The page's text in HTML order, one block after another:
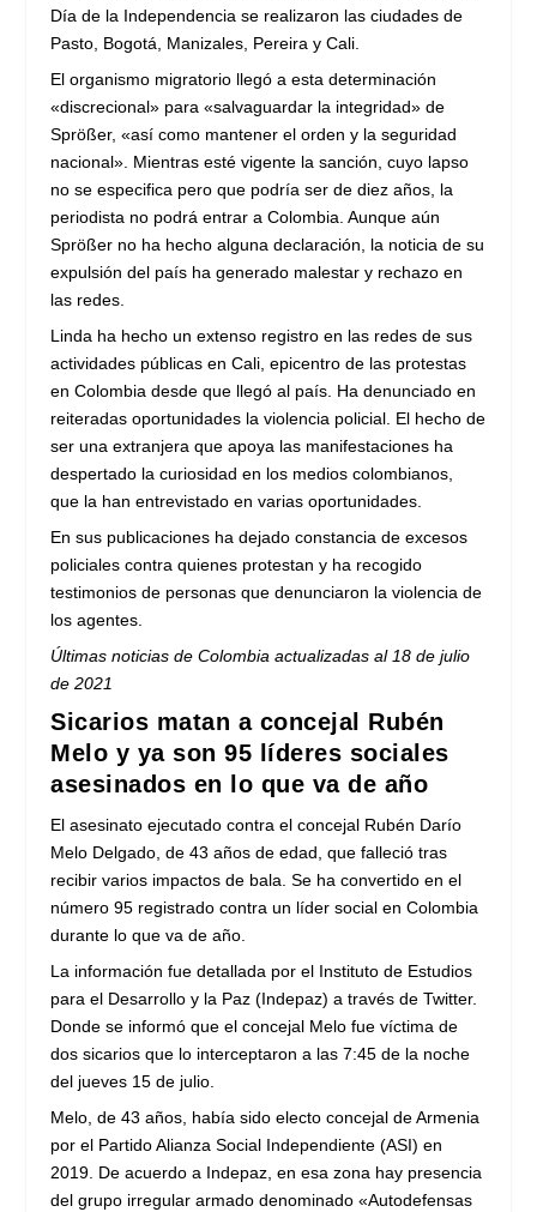
Día de la Independencia se realizaron las ciudades de
Pasto, Bogotá, Manizales, Pereira y Cali.
El organismo migratorio llegó a esta determinación
«discrecional» para «salvaguardar la integridad» de
Sprößer, «así como mantener el orden y la seguridad
nacional». Mientras esté vigente la sanción, cuyo lapso
no se especifica pero que podría ser de diez años, la
periodista no podrá entrar a Colombia. Aunque aún
Sprößer no ha hecho alguna declaración, la noticia de su
expulsión del país ha generado malestar y rechazo en
las redes.
Linda ha hecho un extenso registro en las redes de sus
actividades públicas en Cali, epicentro de las protestas
en Colombia desde que llegó al país. Ha denunciado en
reiteradas oportunidades la violencia policial. El hecho de
ser una extranjera que apoya las manifestaciones ha
despertado la curiosidad en los medios colombianos,
que la han entrevistado en varias oportunidades.
En sus publicaciones ha dejado constancia de excesos
policiales contra quienes protestan y ha recogido
testimonios de personas que denunciaron la violencia de
los agentes.
Últimas noticias de Colombia actualizadas al 18 de julio
de 2021
Sicarios matan a concejal Rubén
Melo y ya son 95 líderes sociales
asesinados en lo que va de año
El asesinato ejecutado contra el concejal Rubén Darío
Melo Delgado, de 43 años de edad, que falleció tras
recibir varios impactos de bala. Se ha convertido en el
número 95 registrado contra un líder social en Colombia
durante lo que va de año.
La información fue detallada por el Instituto de Estudios
para el Desarrollo y la Paz (Indepaz) a través de Twitter.
Donde se informó que el concejal Melo fue víctima de
dos sicarios que lo interceptaron a las 7:45 de la noche
del jueves 15 de julio.
Melo, de 43 años, había sido electo concejal de Armenia
por el Partido Alianza Social Independiente (ASI) en
2019. De acuerdo a Indepaz, en esa zona hay presencia
del grupo irregular armado denominado «Autodefensas